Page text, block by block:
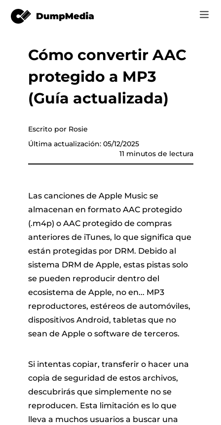
Music
música
SoundCloud
reproducción
Vídeo
Herramientas en línea
Spotify a mp3
Música de YouTube para MP3
Música de Apple para MP3
Cómo
Iniciar Sesión
Registrarse
Cómo convertir AAC
protegido a MP3
(Guía actualizada)
Escrito por Rosie
Última actualización: 05/12/2025
11 minutos de lectura
Las canciones de Apple Music se
almacenan en formato AAC protegido
(.m4p) o AAC protegido de compras
anteriores de iTunes, lo que significa que
están protegidas por DRM. Debido al
sistema DRM de Apple, estas pistas solo
se pueden reproducir dentro del
ecosistema de Apple, no en... MP3
reproductores, estéreos de automóviles,
dispositivos Android, tabletas que no
sean de Apple o software de terceros.
Si intentas copiar, transferir o hacer una
copia de seguridad de estos archivos,
descubrirás que simplemente no se
reproducen. Esta limitación es lo que
lleva a muchos usuarios a buscar una